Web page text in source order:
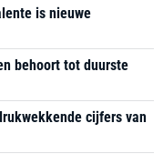
is nieuwe
behoort tot duurste
cijfers van